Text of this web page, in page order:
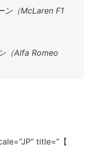
ン（McLaren F1
（Alfa Romeo
title=”【